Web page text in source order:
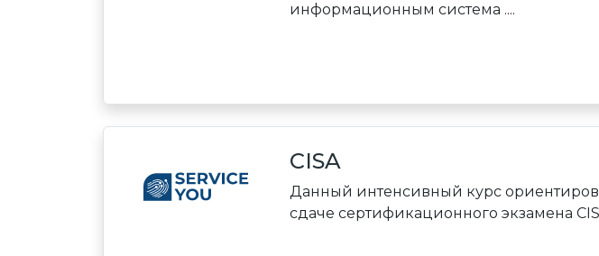
информационным система ....
CISA
Данный интенсивный курс
сдаче сертификационного экзамена